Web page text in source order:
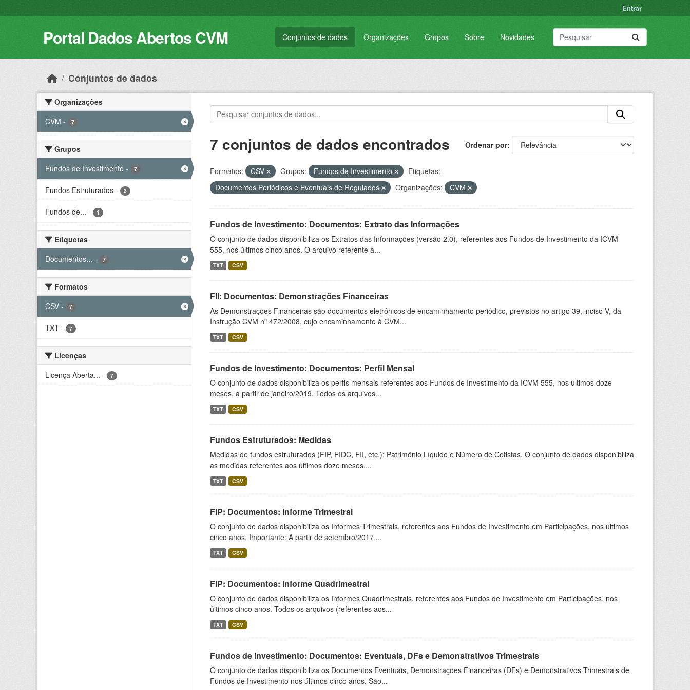
Entrar
Portal Dados Abertos CVM Conjuntos de dados Organizações Grupos Sobre Novidades
Conjuntos de dados
Organizações
CVM - 7
Grupos
Fundos de Investimento - 7
Fundos Estruturados - 3
Fundos de... - 1
Etiquetas
Documentos... - 7
Formatos
CSV - 7
TXT - 7
Licenças
Licença Aberta... - 7
Ordenar por
7 conjuntos de dados encontrados
Formatos: CSV Grupos: Fundos de Investimento
Etiquetas:
Documentos Periódicos e Eventuais de Regulados
Organizações: CVM
Fundos de Investimento: Documentos: Extrato das Informações
O conjunto de dados disponibiliza os Extratos das Informações (versão 2.0), referentes aos Fundos de Investimento da ICVM
555, nos últimos cinco anos. O arquivo referente à...
TXT CSV
FII: Documentos: Demonstrações Financeiras
As Demonstrações Financeiras são documentos eletrônicos de encaminhamento periódico, previstos no artigo 39, inciso V, da
Instrução CVM nº 472/2008, cujo encaminhamento à CVM...
TXT CSV
Fundos de Investimento: Documentos: Perfil Mensal
O conjunto de dados disponibiliza os perfis mensais referentes aos Fundos de Investimento da ICVM 555, nos últimos doze
meses, a partir de janeiro/2019. Todos os arquivos...
TXT CSV
Fundos Estruturados: Medidas
Medidas de fundos estruturados (FIP, FIDC, FII, etc.): Patrimônio Líquido e Número de Cotistas. O conjunto de dados disponibiliza
as medidas referentes aos últimos doze meses....
TXT CSV
FIP: Documentos: Informe Trimestral
O conjunto de dados disponibiliza os Informes Trimestrais, referentes aos Fundos de Investimento em Participações, nos últimos
cinco anos. Importante: A partir de setembro/2017,...
TXT CSV
FIP: Documentos: Informe Quadrimestral
O conjunto de dados disponibiliza os Informes Quadrimestrais, referentes aos Fundos de Investimento em Participações, nos
últimos cinco anos. Todos os arquivos (referentes aos...
TXT CSV
Fundos de Investimento: Documentos: Eventuais, DFs e Demonstrativos Trimestrais
O conjunto de dados disponibiliza os Documentos Eventuais, Demonstrações Financeiras (DFs) e Demonstrativos Trimestrais de
Fundos de Investimento nos últimos cinco anos. São...